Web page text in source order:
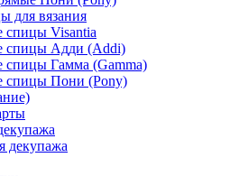
для вязания
спицы Visantia
спицы Адди (Addi)
спицы Гамма (Gamma)
спицы Пони (Pony)
декупажа